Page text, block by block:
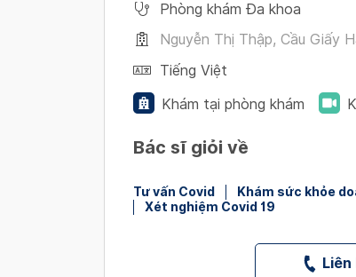
Phòng khám Đa khoa
Nguyễn Thị Thập, Cầu Giấy
Tiếng Việt
Khám tại phòng khám
Bác sĩ giỏi về
Tư vấn Covid Khám sức khỏe
Xét nghiệm Covid 19
Liên